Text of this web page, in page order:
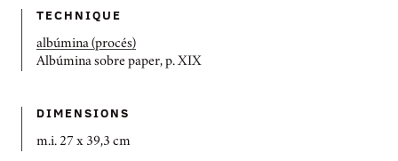
TECHNIQUE
albúmina (procés)
Albúmina sobre paper, p. XIX
DIMENSIONS
m.i. 27 x 39,3 cm